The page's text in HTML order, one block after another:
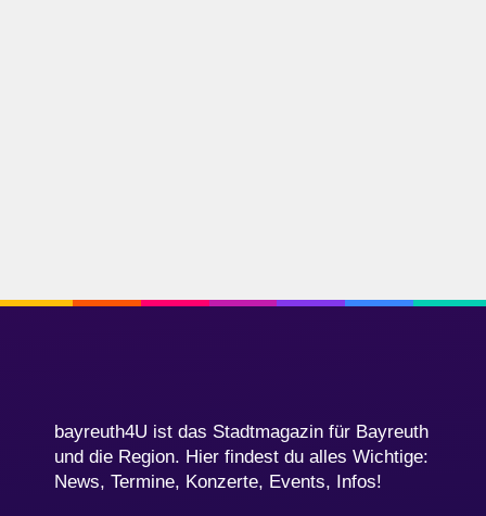
bayreuth4U ist das Stadtmagazin für Bayreuth
und die Region. Hier findest du alles Wichtige:
News, Termine, Konzerte, Events, Infos!